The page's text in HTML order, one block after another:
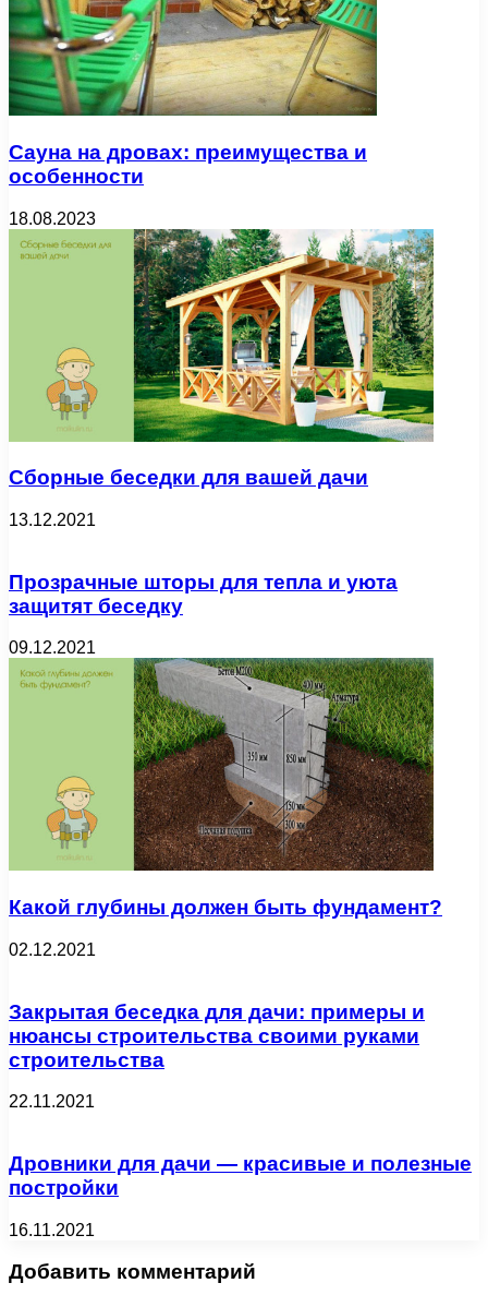
Сауна на дровах: преимущества и
особенности
18.08.2023
Сборные беседки для вашей дачи
13.12.2021
Прозрачные шторы для тепла и уюта
защитят беседку
09.12.2021
Какой глубины должен быть фундамент?
02.12.2021
Закрытая беседка для дачи: примеры и
нюансы строительства своими руками
строительства
22.11.2021
Дровники для дачи — красивые и полезные
постройки
16.11.2021
Добавить комментарий